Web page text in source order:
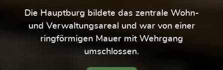
Die Hauptburg bildete das zentrale Wohn-
und Verwaltungsareal und war von einer
ringförmigen Mauer mit Wehrgang
umschlossen.